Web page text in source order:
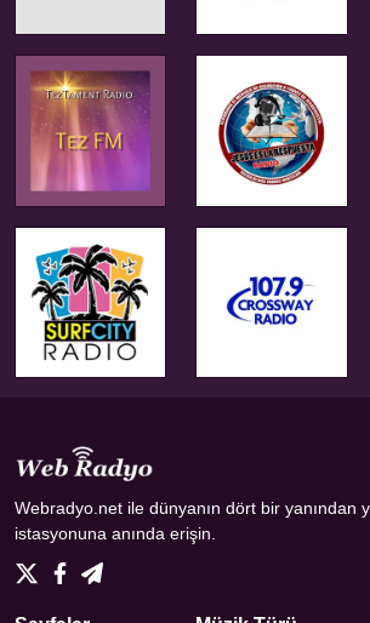
Webradyo.net ile dünyanın dört bir yanından
istasyonuna anında erişin.